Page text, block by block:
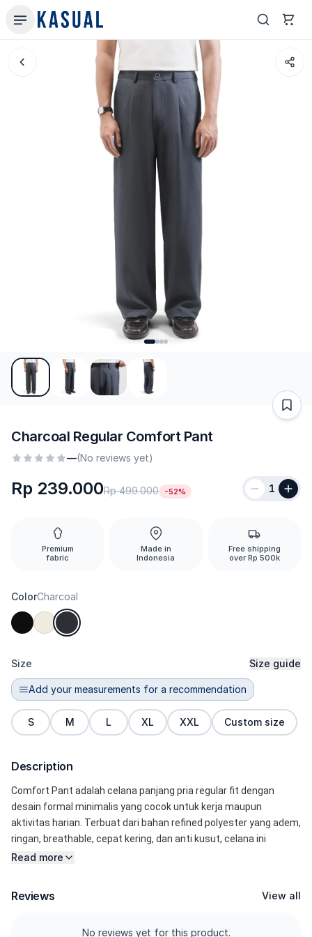
Charcoal Regular Comfort Pant
—(No reviews yet)
Rp 239.000Rp 499.000 -52% 1
Premium
fabric
Made in
Indonesia
Free shipping
over Rp 500k
ColorCharcoal
Size Size guide
Add your measurements for a recommendation
S M L XL XXL Custom size
Description
Comfort Pant adalah celana panjang pria regular fit dengan
desain formal minimalis yang cocok untuk kerja maupun
aktivitas harian. Terbuat dari bahan refined polyester yang adem,
ringan, breathable, cepat kering, dan anti kusut, celana ini
nyaman dipakai seharian tanpa terasa gerah. Potongan regular
celana casual formal, atau celana harian stylish. Dilengkapi saku
Read more
Reviews View all
No reviews yet for this product.